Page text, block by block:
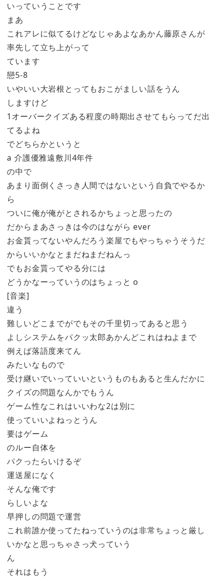
いっていうことです
まあ
これアレに似てるけどなじゃあよなあかん藤原さんが
率先して立ち上がって
ています
戀5-8
いやいい大岩根とってもおこがましい話をうん
しますけど
1オーバークイズある程度の時期出させてもらってだ出
てるよね
でどちらかというと
a 介護優雅遠敷川4年件
の中で
あまり面倒くさっき人間ではないという自負でやるか
ら
ついに俺が俺がとされるかちょっと思ったの
だからまあさっきは今のはながら ever
お金貰ってないやんだろう楽屋でもやっちゃうそうだ
からいいかなとまだねまだねんっ
でもお金貰ってやる分には
どうかなーっていうのはちょっと o
[音楽]
違う
難しいどこまでがでもその千里切ってあると思う
よしシステムをパクッ太郎あかんどこれはねよまで
例えば落語度来てん
みたいなもので
受け継いでいっていいというものもあると生んだかに
クイズの問題なんかでもうん
ゲーム性なこれはいいわな2は別に
使っていいよねっとうん
要はゲーム
のルー自体を
パクったらいけるぞ
運送屋になく
そんな俺です
らしいよな
早押しの問題で運営
これ前誰か使ってたねっていうのは非常ちょっと厳し
いかなと思っちゃさっ犬っていう
ん
それはもう